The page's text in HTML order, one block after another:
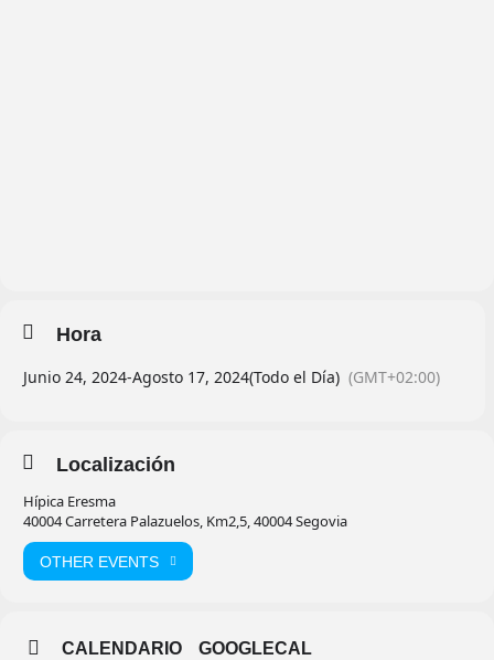
Hora
Junio 24, 2024-Agosto 17, 2024(Todo el Día) (GMT+02:00)
Localización
Hípica Eresma
40004 Carretera Palazuelos, Km2,5, 40004 Segovia
OTHER EVENTS
CALENDARIO GOOGLECAL